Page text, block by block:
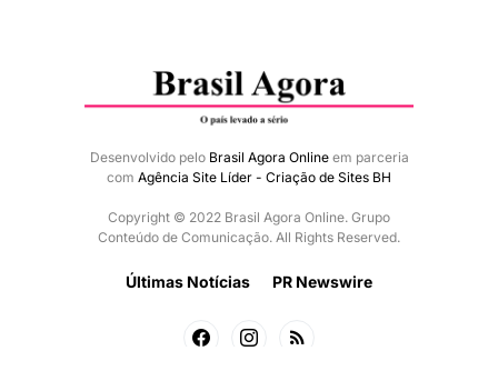
Desenvolvido pelo Brasil Agora Onlineem parceria
com Agência Site Líder - Criação de Sites BH
Copyright © 2022 Brasil Agora Online. Grupo
Conteúdo de Comunicação. All Rights Reserved.
Últimas Notícias PR Newswire